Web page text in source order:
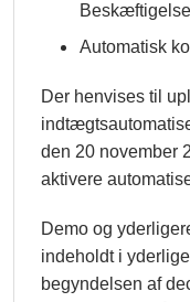
Automatisk
Der henvises til
den 20 november
aktivere
Demo og
indeholdt i
begyndelsen af